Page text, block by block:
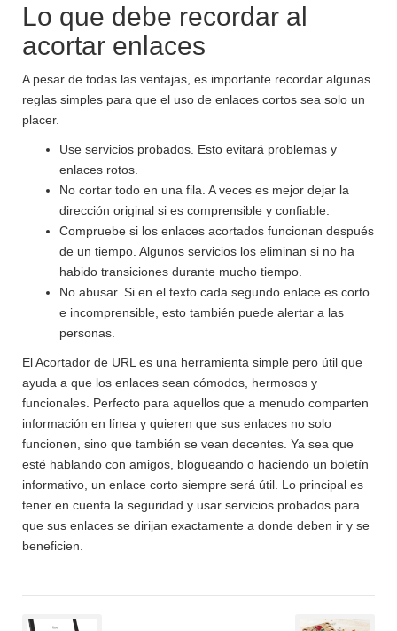
Lo que debe recordar al
acortar enlaces
A pesar de todas las ventajas, es importante recordar algunas
reglas simples para que el uso de enlaces cortos sea solo un
placer.
Use servicios probados. Esto evitará problemas y
enlaces rotos.
No cortar todo en una fila. A veces es mejor dejar la
dirección original si es comprensible y confiable.
Compruebe si los enlaces acortados funcionan después
de un tiempo. Algunos servicios los eliminan si no ha
habido transiciones durante mucho tiempo.
No abusar. Si en el texto cada segundo enlace es corto
e incomprensible, esto también puede alertar a las
personas.
El Acortador de URL es una herramienta simple pero útil que
ayuda a que los enlaces sean cómodos, hermosos y
funcionales. Perfecto para aquellos que a menudo comparten
información en línea y quieren que sus enlaces no solo
funcionen, sino que también se vean decentes. Ya sea que
esté hablando con amigos, blogueando o haciendo un boletín
informativo, un enlace corto siempre será útil. Lo principal es
tener en cuenta la seguridad y usar servicios probados para
que sus enlaces se dirijan exactamente a donde deben ir y se
beneficien.